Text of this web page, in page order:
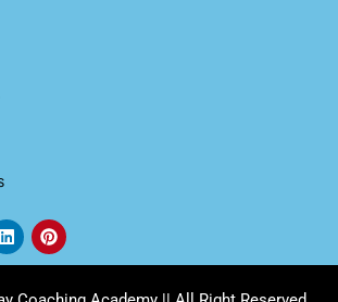
L
i
n
e
P
i
n
e